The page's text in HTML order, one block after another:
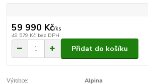
59 990 Kč/ks
49 579 Kč bez DPH
Přidat do košíku
Výrobce: Alpina